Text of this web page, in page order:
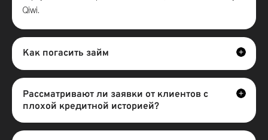
Qiwi.
Как погасить займ
Рассматривают ли заявки от клиентов с
плохой кредитной историей?